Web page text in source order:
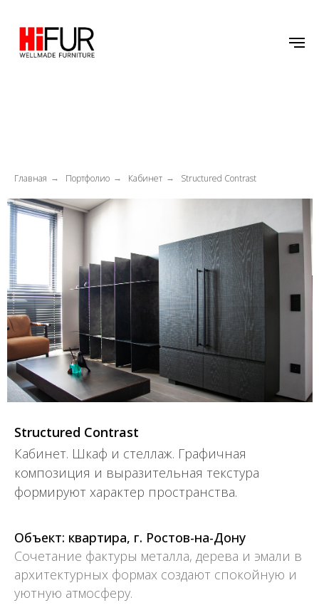
Главная → Портфолио → Кабинет → Structured Contrast
Structured Contrast
Кабинет. Шкаф и стеллаж. Графичная
композиция и выразительная текстура
формируют характер пространства.
Объект: квартира, г. Ростов-на-Дону
Сочетание фактуры металла, дерева и эмали в
архитектурных формах создают спокойную и
уютную атмосферу.